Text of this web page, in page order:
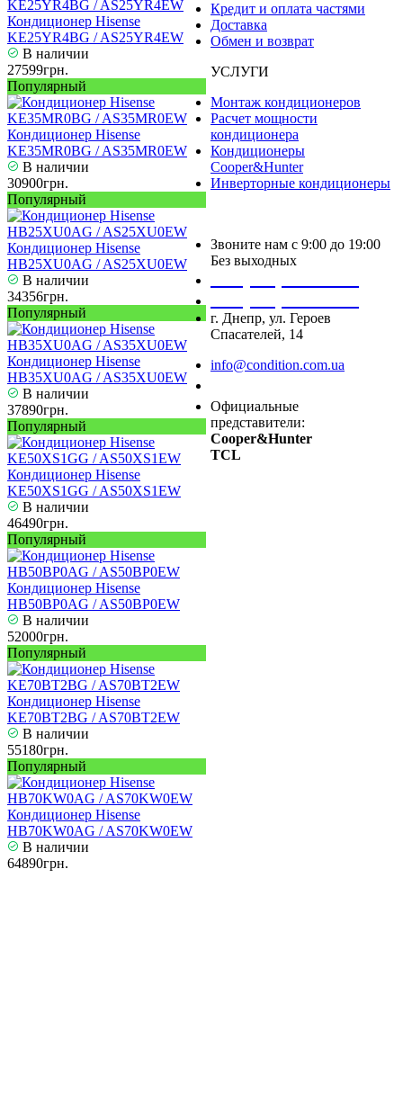
Кондиционер Hisense
KE25YR4BG / AS25YR4EW
В наличии
27599грн.
Популярный
Кондиционер Hisense
KE35MR0BG / AS35MR0EW
В наличии
30900грн.
Популярный
Кондиционер Hisense
HB25XU0AG / AS25XU0EW
В наличии
34356грн.
Популярный
Кондиционер Hisense
HB35XU0AG / AS35XU0EW
В наличии
37890грн.
Популярный
Кондиционер Hisense
KE50XS1GG / AS50XS1EW
В наличии
46490грн.
Популярный
Кондиционер Hisense
HB50BP0AG / AS50BP0EW
В наличии
52000грн.
Популярный
Кондиционер Hisense
KE70BT2BG / AS70BT2EW
В наличии
55180грн.
Популярный
Кондиционер Hisense
HB70KW0AG / AS70KW0EW
В наличии
64890грн.
Кредит и оплата частями
Доставка
Обмен и возврат
УСЛУГИ
Монтаж кондиционеров
Расчет мощности
кондиционера
Кондиционеры
Cooper&Hunter
Инверторные кондиционеры
Звоните нам с 9:00 до 19:00
Без выходных
г. Днепр, ул. Героев
Спасателей, 14
info@condition.com.ua
Официальные
представители:
Cooper&Hunter
TCL